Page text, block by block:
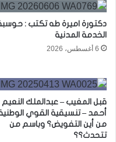
دكتورة اميرة طه تكتب :
الخدمة المدنية
6 أغسطس، 2026
قبل المغيب – عبدالملك النعيم
أحمد – تنسيقية القوي
من أين التفويض؟ وباسم من
تتحدث؟؟